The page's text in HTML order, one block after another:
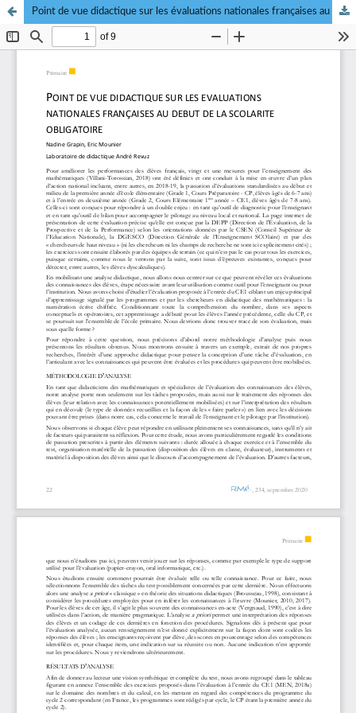
Point de vue didactique sur les évaluations nationales françaises au début de la scolarité obligatoire